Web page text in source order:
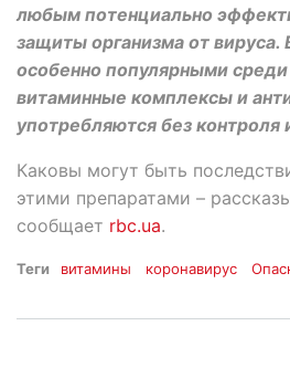
любым потенциально
защиты организма от
особенно популярными
витаминные комплексы и
употребляются без контроля
Каковы могут быть
этими препаратами –
сообщает rbc.ua.
Теги витамины коронавирус